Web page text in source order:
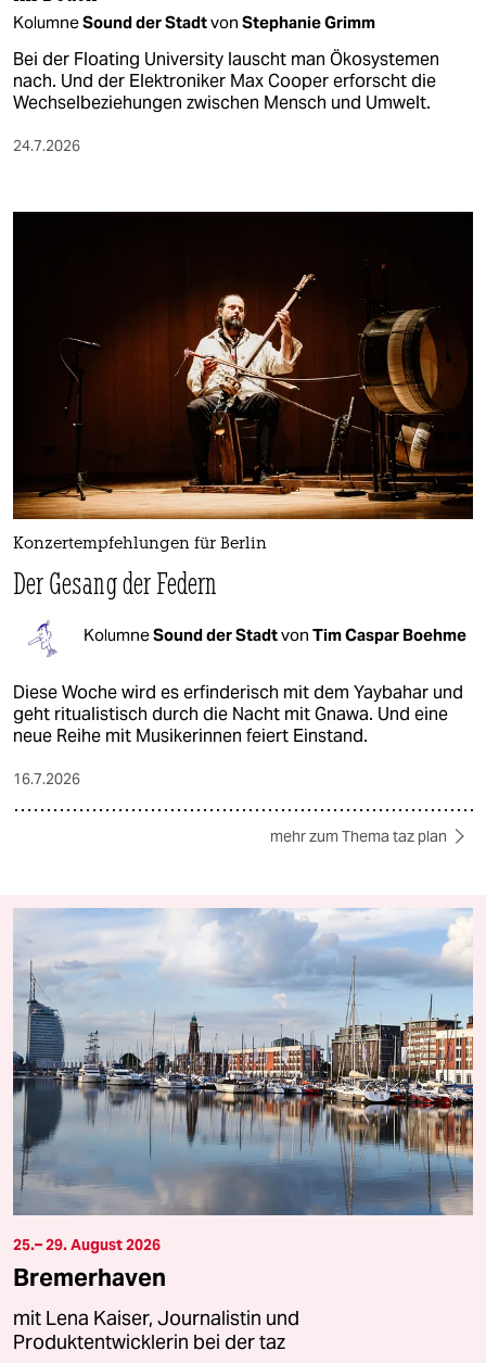
KolumneSound der Stadtvon Stephanie Grimm
Bei der Floating University lauscht man Ökosystemen
nach. Und der Elektroniker Max Cooper erforscht die
Wechselbeziehungen zwischen Mensch und Umwelt.
24.7.2026
Konzertempfehlungen für Berlin
Der Gesang der Federn
KolumneSound der Stadtvon Tim Caspar Boehme
Diese Woche wird es erfinderisch mit dem Yaybahar und
geht ritualistisch durch die Nacht mit Gnawa. Und eine
neue Reihe mit Musikerinnen feiert Einstand.
16.7.2026
mehr zum Thema taz plan
25.– 29. August 2026
Bremerhaven
mit Lena Kaiser, Journalistin und
Produktentwicklerin bei der taz